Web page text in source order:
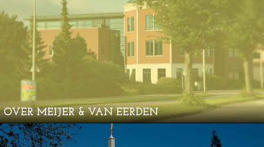
OVER MEIJER & VAN EERDEN